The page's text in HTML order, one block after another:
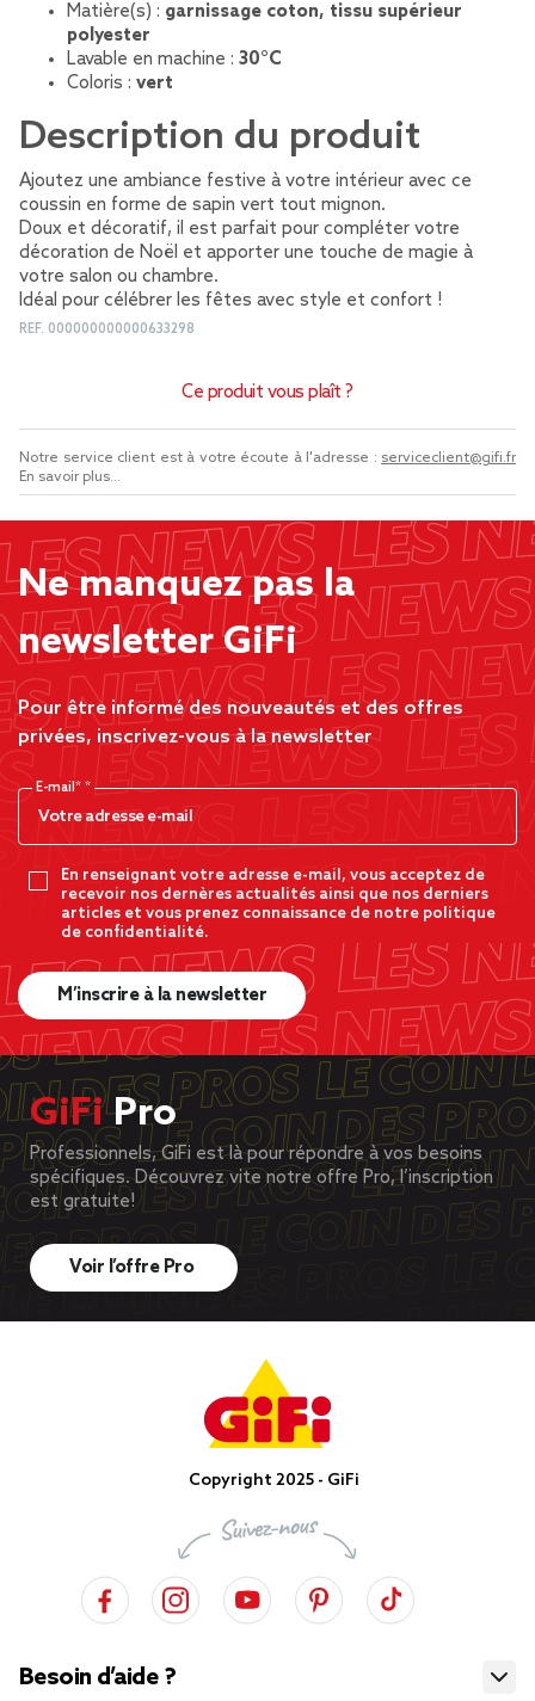
Matière(s) : garnissage coton, tissu supérieur
polyester
Lavable en machine : 30°C
Coloris : vert
Description du produit
Ajoutez une ambiance festive à votre intérieur avec ce
coussin en forme de sapin vert tout mignon.
Doux et décoratif, il est parfait pour compléter votre
décoration de Noël et apporter une touche de magie à
votre salon ou chambre.
Idéal pour célébrer les fêtes avec style et confort !
REF. 000000000000633298
Ce produit vous plaît ?
Notre service client est à votre écoute à l'adresse : serviceclient@gifi.fr
En savoir plus...
Ne manquez pas la
newsletter GiFi
Pour être informé des nouveautés et des offres
privées, inscrivez-vous à la newsletter
E-mail*
En renseignant votre adresse e-mail, vous acceptez de
recevoir nos dernères actualités ainsi que nos derniers
articles et vous prenez connaissance de notre politique
de confidentialité.
M’inscrire à la newsletter
GiFiPro
Professionnels, GiFi est là pour répondre à vos besoins
spécifiques. Découvrez vite notre offre Pro, l’inscription
est gratuite!
Voir l’offre Pro
Copyright 2025 - GiFi
Besoin d’aide ?